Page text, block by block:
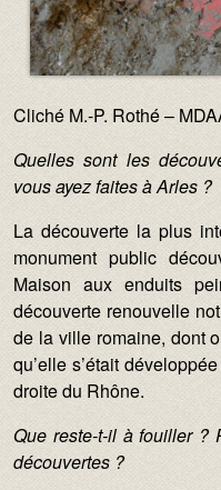
Cliché M.-P. Rothé –
Quelles sont les
vous ayez faites à Arles ?
La découverte la plus
monument public
Maison aux enduits
découverte renouvelle
de la ville romaine, dont
qu’elle s’était
droite du Rhône.
Que reste-t-il à fouiller ?
découvertes ?